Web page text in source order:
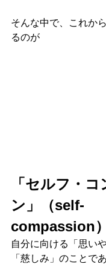
そんな中で、これか
るのが
「セルフ・
ン」（self-
compassion
自分に向ける「思い
「慈しみ」のことで